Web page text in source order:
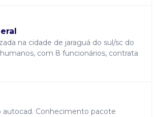
na cidade de jaraguá do sul/sc do
com 8 funcionários, contrata
autocad. Conhecimento pacote